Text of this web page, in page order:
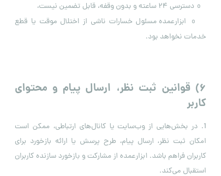
دسترسی ۲۴ ساعته و بدون وقفه، قابل تضمین نیست،
o
ابزارعمده مسئول خسارات ناشی از اختلال موقت یا قطع
خدمات نخواهد بود.
۶) قوانین ثبت نظر، ارسال پیام و محتوای
کاربر
1. در بخش‌هایی از وب‌سایت یا کانال‌های ارتباطی، ممکن است
امکان ثبت نظر، ارسال پیام، طرح پرسش یا ارائه بازخورد برای
کاربران فراهم باشد. ابزارعمده از مشارکت و بازخورد سازنده کاربران
استقبال می‌کند.